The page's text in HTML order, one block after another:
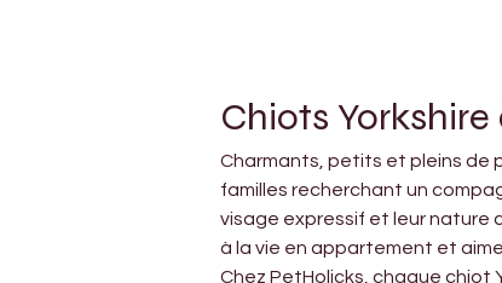
Chiots
Charmants, petits et pleins de
familles recherchant un
visage expressif et leur nature
à la vie en appartement et
Chez PetHolicks, chaque chiot